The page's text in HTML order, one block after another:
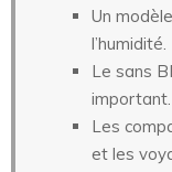
Un
l’humidité.
Le sans
important.
Les
et les